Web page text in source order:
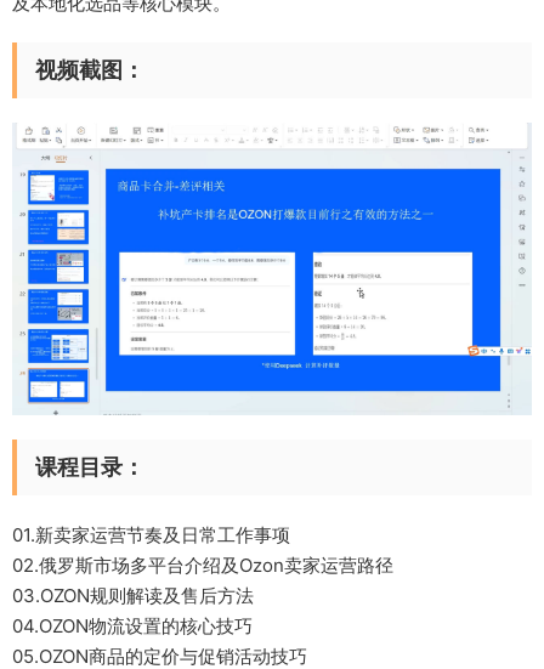
视频截图：
课程目录：
01.新卖家运营节奏及日常工作事项
02.俄罗斯市场多平台介绍及Ozon卖家运营路径
03.OZON规则解读及售后方法
04.OZON物流设置的核心技巧
05.OZON商品的定价与促销活动技巧